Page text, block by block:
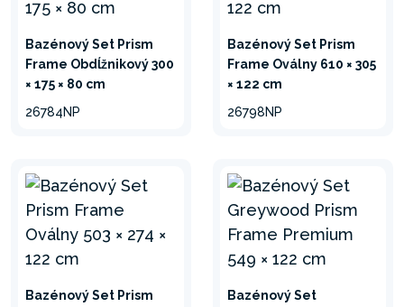
Bazénový Set Prism
Frame Obdĺžnikový 300
× 175 × 80 cm
26784NP
Bazénový Set Prism
Frame Oválny 610 × 305
× 122 cm
26798NP
Bazénový Set Prism
Bazénový Set